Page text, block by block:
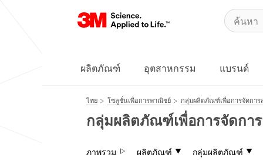
ผลิตภัณฑ์ อุตสาหกรรม แบรนด์
ไทย โซลูชั่นเพื่อการพาณิชย์ กลุ่มผลิตภัณฑ์เพื่อการจัดการ
กลุ่มผลิตภัณฑ์เพื่อการจัดกา
ภาพรวม ผลิตภัณฑ์ กลุ่มผลิตภัณฑ์